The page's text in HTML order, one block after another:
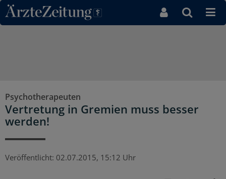
Direkt zum Inhaltsbereich
Psychotherapeuten
Vertretung in Gremien muss besser
werden!
Veröffentlicht: 02.07.2015, 15:12 Uhr